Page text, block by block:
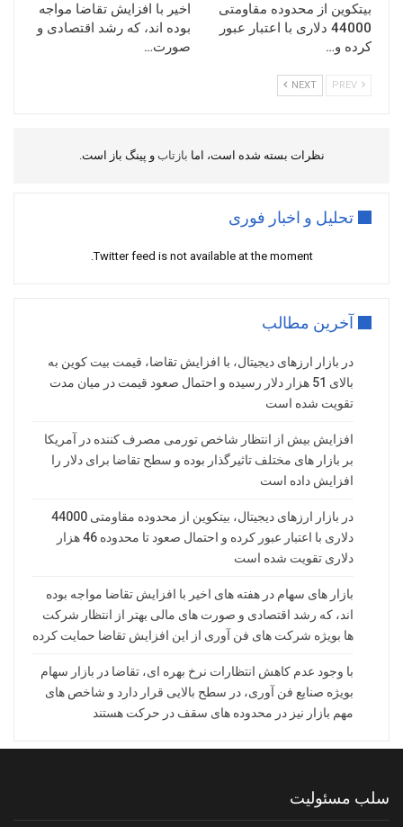
بیتکوین از محدوده مقاومتی
44000 دلاری با اعتبار عبور
کرده و…
اخیر با افزایش تقاضا مواجه
بوده اند، که رشد اقتصادی و
صورت…
NEXT
نظرات بسته شده است، اما بازتابو پینگ باز است.
تحلیل و اخبار فوری
Twitter feed is not available at the moment.
آخرین مطالب
در بازار ارزهای دیجیتال، با افزایش تقاضا، قیمت بیت کوین به
بالای 51 هزار دلار رسیده و احتمال صعود قیمت در میان مدت
تقویت شده است
افزایش بیش از انتظار شاخص تورمی مصرف کننده در آمریکا
بر بازار های مختلف تاثیرگذار بوده و سطح تقاضا برای دلار را
افزایش داده است
در بازار ارزهای دیجیتال، بیتکوین از محدوده مقاومتی 44000
دلاری با اعتبار عبور کرده و احتمال صعود تا محدوده 46 هزار
دلاری تقویت شده است
بازار های سهام در هفته های اخیر با افزایش تقاضا مواجه بوده
اند، که رشد اقتصادی و صورت های مالی بهتر از انتظار شرکت
ها بویژه شرکت های فن آوری از این افزایش تقاضا حمایت کرده
با وجود عدم کاهش انتظارات نرخ بهره ای، تقاضا در بازار سهام
بویژه صنایع فن آوری، در سطح بالایی قرار دارد و شاخص های
مهم بازار نیز در محدوده های سقف در حرکت هستند
سلب مسئولیت